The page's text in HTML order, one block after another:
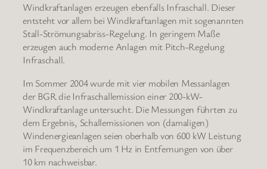
Windkraftanlagen erzeugen ebenfalls Infraschall. Dieser
entsteht vor allem bei Windkraftanlagen mit sogenannten
Stall-Strömungsabriss-Regelung. In geringem Maße
erzeugen auch moderne Anlagen mit Pitch-Regelung
Infraschall.
Im Sommer 2004 wurde mit vier mobilen Messanlagen
der BGR die Infraschallemission einer 200-kW-
Windkraftanlage untersucht. Die Messungen führten zu
dem Ergebnis, Schallemissionen von (damaligen)
Windenergieanlagen seien oberhalb von 600 kW Leistung
im Frequenzbereich um 1 Hz in Entfernungen von über
10 km nachweisbar.